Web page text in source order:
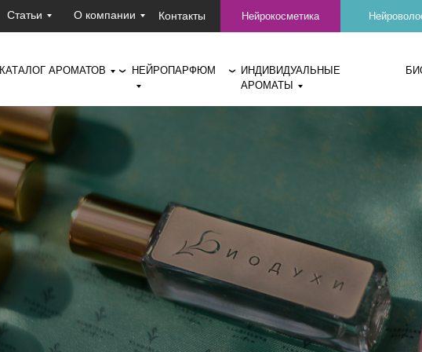
Контакты
❯
КАТАЛОГ АРОМАТОВ НЕЙРОПАРФЮМ
Статьи О компании
❯
ИНДИВИДУАЛЬНЫЕ
АРОМАТЫ
Нейрокосметика